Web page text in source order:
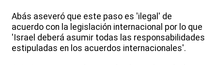
Abás aseveró que este paso es 'ilegal' de
acuerdo con la legislación internacional por lo que
'Israel deberá asumir todas las responsabilidades
estipuladas en los acuerdos internacionales'.